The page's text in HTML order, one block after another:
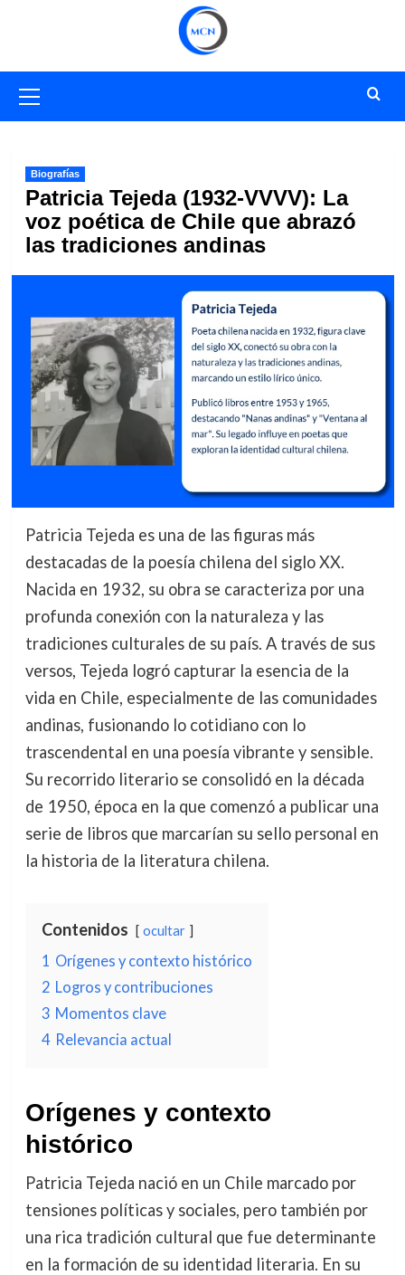
primario
Biografías
Patricia Tejeda (1932-VVVV): La
voz poética de Chile que abrazó
las tradiciones andinas
Patricia Tejeda es una de las figuras más
destacadas de la poesía chilena del siglo XX.
Nacida en 1932, su obra se caracteriza por una
profunda conexión con la naturaleza y las
tradiciones culturales de su país. A través de sus
versos, Tejeda logró capturar la esencia de la
vida en Chile, especialmente de las comunidades
andinas, fusionando lo cotidiano con lo
trascendental en una poesía vibrante y sensible.
Su recorrido literario se consolidó en la década
de 1950, época en la que comenzó a publicar una
serie de libros que marcarían su sello personal en
la historia de la literatura chilena.
Contenidos ocultar
1 Orígenes y contexto histórico
2 Logros y contribuciones
3 Momentos clave
4 Relevancia actual
Orígenes y contexto
histórico
Patricia Tejeda nació en un Chile marcado por
tensiones políticas y sociales, pero también por
una rica tradición cultural que fue determinante
en la formación de su identidad literaria. En su